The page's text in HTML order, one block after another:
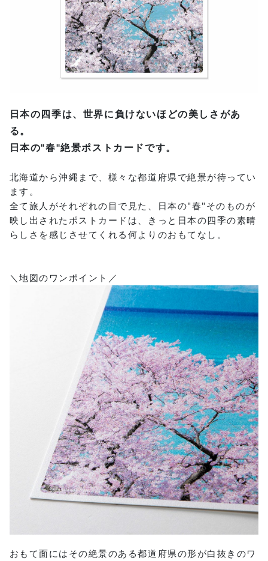
日本の四季は、世界に負けないほどの美しさがあ
る。
日本の"春"絶景ポストカードです。
北海道から沖縄まで、様々な都道府県で絶景が待ってい
ます。
全て旅人がそれぞれの目で見た、日本の"春"そのものが
映し出されたポストカードは、きっと日本の四季の素晴
らしさを感じさせてくれる何よりのおもてなし。
＼地図のワンポイント／
おもて面にはその絶景のある都道府県の形が白抜きのワ